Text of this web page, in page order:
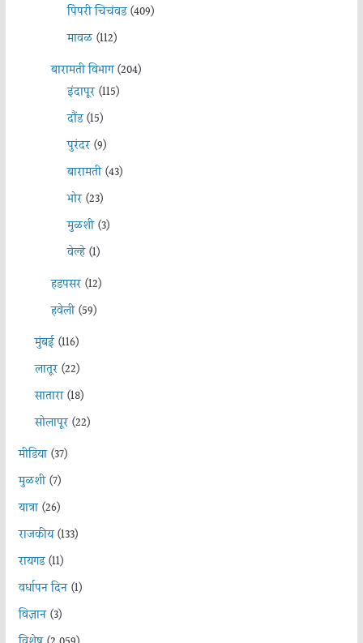
पिंपरी चिचंवड(409)
मावळ(112)
बारामती विभाग(204)
इंदापूर(115)
दौंड(15)
पुरंदर(9)
बारामती(43)
भोर(23)
मुळशी(3)
वेल्हे(1)
हडपसर(12)
हवेली(59)
मुंबई(116)
लातूर(22)
सातारा(18)
सोलापूर(22)
मीडिया(37)
मुळशी(7)
यात्रा(26)
राजकीय(133)
रायगड(11)
वर्धापन दिन(1)
विज्ञान(3)